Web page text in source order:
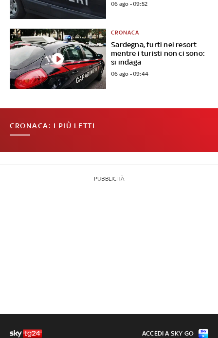
06 ago - 09:52
Sardegna, furti nei resort
mentre i turisti non ci sono:
si indaga
CRONACA
06 ago - 09:44
CRONACA: I PIÙ LETTI
PUBBLICITÀ
ACCEDI A SKY GO